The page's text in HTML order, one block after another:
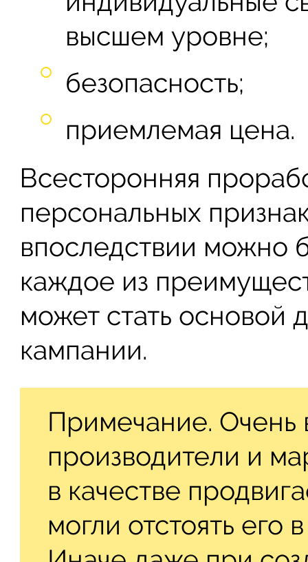
высшем уровне;
безопасность;
приемлемая цена.
Всесторонняя
персональных
впоследствии можно
каждое из
может стать основой
кампании.
Примечание. Очень
производители и
в качестве
могли отстоять его